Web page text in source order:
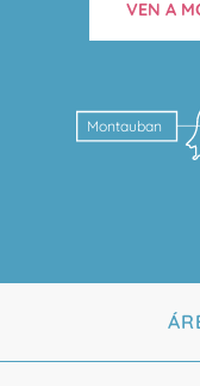
Montauban
VEN A